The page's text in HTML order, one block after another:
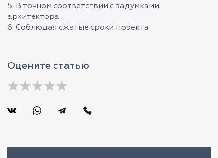
5. В точном соответствии с задумками
архитектора
6. Соблюдая сжатые сроки проекта
Оцените статью